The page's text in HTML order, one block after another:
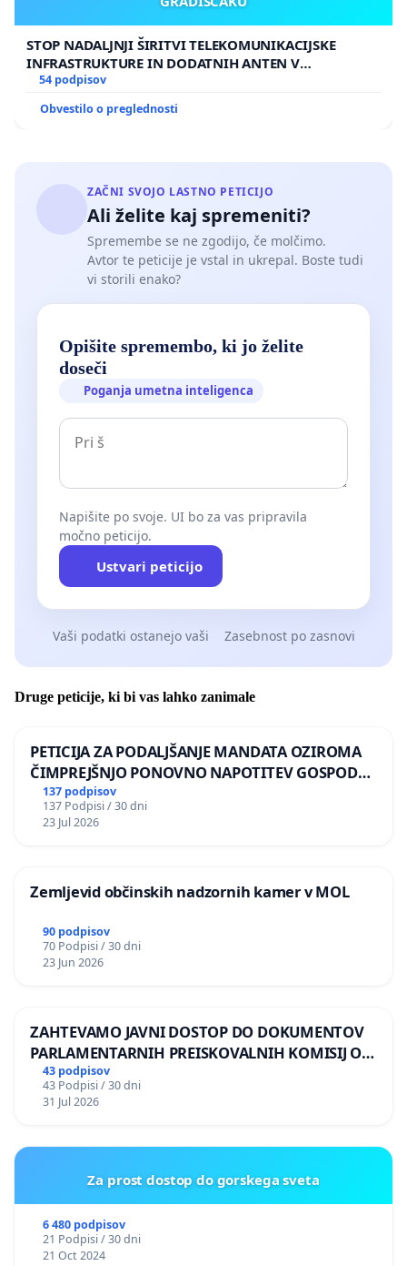
Vlado Republike Slovenije pozivamo, da ustavi
vračanja na Hrvaško po dublinski uredbi, dokler se
državi ne končajo.
............................
PRVOPODPISANE ORGANIZACIJE IN POSAMEZNIKI:
Ambasada Rog
Amnesty International Slovenije
Avanta Largo, Maja Hawlina
Center za mirovne študije
Civilna iniciativa INFOKOLPA
Delavska svetovalnica
Društvo Humanitas
Društvo Ključ – center za boj proti trgovanju z
ljudmi FER
Glas ljudstva
Glosa - sindikat za kulturo in naravo Slovenije
Inštitut 8. marec
Jezuitsko združenje za begunce Slovenije
Kulturni center Danilo Kiš, za Biljana Žikić
Mirovni inštitut
PIC - Pravni center za varstvo človekovih pravic in
okolja SLOGA
Protestna ljudska skupščina
Slovenska filantropija
Svobodni sindikat Slovenije
Zavod PROJA
STOP NADALJNJI ŠIRITVI TELEKOMUNIKACIJSKE
INFRASTRUKTURE IN DODATNIH ANTEN V
GRADIŠČAKU
54 podpisov
Obvestilo o preglednosti
ZAČNI SVOJO LASTNO PETICIJO
Ali želite kaj spremeniti?
Spremembe se ne zgodijo, če molčimo.
Avtor te peticije je vstal in ukrepal. Boste tudi
vi storili enako?
Opišite spremembo, ki jo želite
doseči
Poganja umetna inteligenca
Napišite po svoje. UI bo za vas pripravila
močno peticijo.
Ustvari peticijo
Vaši podatki ostanejo vaši Zasebnost po zasnovi
Druge peticije, ki bi vas lahko zanimale
PETICIJA ZA PODALJŠANJE MANDATA OZIROMA
ČIMPREJŠNJO PONOVNO NAPOTITEV GOSPODA
BERNARDA ŠRAJNERJA NA VELEPOSLANIŠTVO
REPUBLIKE SLOVENIJE V MOSKVI
137 podpisov
137 Podpisi / 30 dni
23 Jul 2026
Zemljevid občinskih nadzornih kamer v MOL
90 podpisov
70 Podpisi / 30 dni
23 Jun 2026
ZAHTEVAMO JAVNI DOSTOP DO DOKUMENTOV
PARLAMENTARNIH PREISKOVALNIH KOMISIJ O
ILEGALNI TRGOVINI Z OROŽJEM
43 podpisov
43 Podpisi / 30 dni
31 Jul 2026
Za prost dostop do gorskega sveta
6 480 podpisov
21 Podpisi / 30 dni
21 Oct 2024